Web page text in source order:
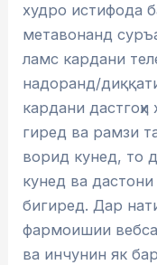
худро истифода
метавонанд
ламс кардани
надоранд/диққати
кардани
гиред ва рамзи
ворид кунед, то
кунед ва
бигиред. Дар
фармоишии
ва инчунин як